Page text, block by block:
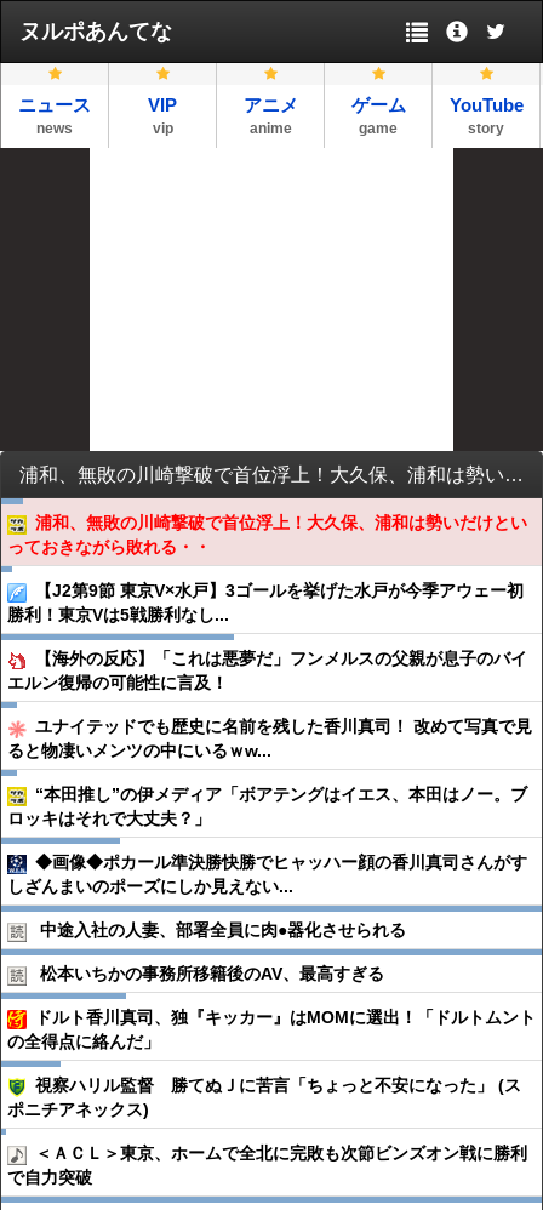
ヌルポあんてな
ニュース
news
VIP
vip
アニメ
anime
ゲーム
game
YouTube
story
浦和、無敗の川崎撃破で首位浮上！大久保、浦和は勢いだけといっておきながら敗れる・・
浦和、無敗の川崎撃破で首位浮上！大久保、浦和は勢いだけとい
っておきながら敗れる・・
【J2第9節 東京V×水戸】3ゴールを挙げた水戸が今季アウェー初
勝利！東京Vは5戦勝利なし...
【海外の反応】「これは悪夢だ」フンメルスの父親が息子のバイ
エルン復帰の可能性に言及！
ユナイテッドでも歴史に名前を残した香川真司！ 改めて写真で見
ると物凄いメンツの中にいるｗw...
“本田推し”の伊メディア「ボアテングはイエス、本田はノー。ブ
ロッキはそれで大丈夫？」
◆画像◆ポカール準決勝快勝でヒャッハー顔の香川真司さんがす
しざんまいのポーズにしか見えない...
中途入社の人妻、部署全員に肉●︎器化させられる
松本いちかの事務所移籍後のAV、最高すぎる
ドルト香川真司、独『キッカー』はMOMに選出！「ドルトムント
の全得点に絡んだ」
視察ハリル監督 勝てぬＪに苦言「ちょっと不安になった」 (ス
ポニチアネックス)
＜ＡＣＬ＞東京、ホームで全北に完敗も次節ビンズオン戦に勝利
で自力突破